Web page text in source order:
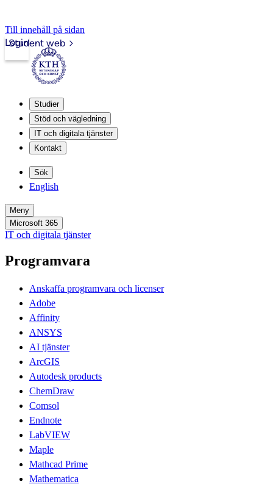
Till innehåll på sidan
Student web
Login
Studier
Stöd och vägledning
IT och digitala tjänster
Kontakt
Sök
English
Meny
Microsoft 365
IT och digitala tjänster
Programvara
Anskaffa programvara och licenser
Adobe
Affinity
ANSYS
AI tjänster
ArcGIS
Autodesk products
ChemDraw
Comsol
Endnote
LabVIEW
Maple
Mathcad Prime
Mathematica